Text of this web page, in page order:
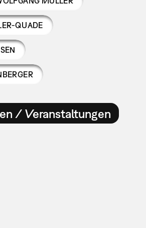
QUADE
/ Veranstaltungen